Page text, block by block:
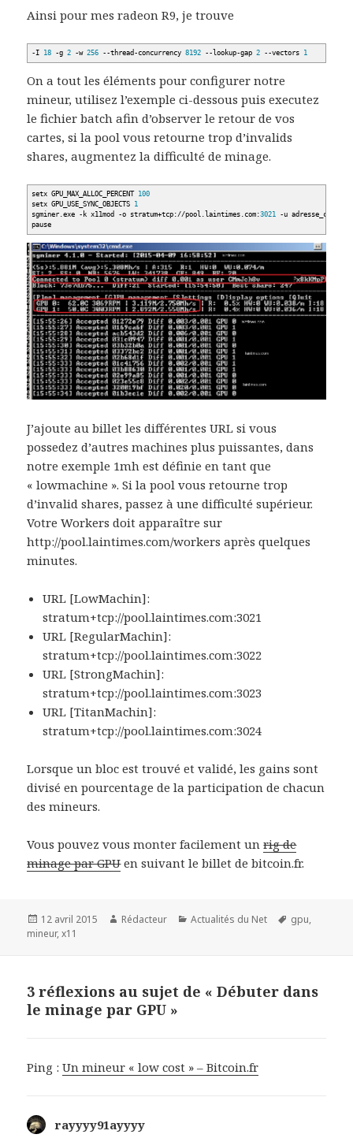
Ainsi pour mes radeon R9, je trouve
-I 18 -g 2 -w 256 --thread-concurrency 8192 --lookup-gap 2 --vectors 1
On a tout les éléments pour configurer notre
mineur, utilisez l’exemple ci-dessous puis executez
le fichier batch afin d’observer le retour de vos
cartes, si la pool vous retourne trop d’invalids
shares, augmentez la difficulté de minage.
setx GPU_MAX_ALLOC_PERCENT 100
setx GPU_USE_SYNC_OBJECTS 1
sgminer.exe -k x11mod -o stratum+tcp://pool.laintimes.com:3021 -u
pause
J’ajoute au billet les différentes URL si vous
possedez d’autres machines plus puissantes, dans
notre exemple 1mh est définie en tant que
« lowmachine ». Si la pool vous retourne trop
d’invalid shares, passez à une difficulté supérieur.
Votre Workers doit apparaître sur
http://pool.laintimes.com/workers après quelques
minutes.
URL [LowMachin]:
stratum+tcp://pool.laintimes.com:3021
URL [RegularMachin]:
stratum+tcp://pool.laintimes.com:3022
URL [StrongMachin]:
stratum+tcp://pool.laintimes.com:3023
URL [TitanMachin]:
stratum+tcp://pool.laintimes.com:3024
Lorsque un bloc est trouvé et validé, les gains sont
divisé en pourcentage de la participation de chacun
des mineurs.
Vous pouvez vous monter facilement unrig de
minage par GPUen suivant le billet de bitcoin.fr.
Publié
le
12 avril 2015 Auteur
Rédacteur Catégories
Actualités du Net
Mots-
gpu,
mineur,x11
3 réflexions au sujet de « Débuter dans
le minage par GPU »
Ping :Un mineur « low cost » – Bitcoin.fr
rayyyy91ayyyy